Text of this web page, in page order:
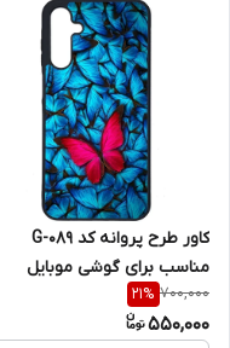
کاور طرح پروانه کد G-089
مناسب برای گوشی موبایل
سامسونگ Galaxy A16 4G / A16
5G
700,000
21%
550,000